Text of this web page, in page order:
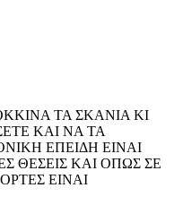
ΤΑ ΣΚΑΝΙΑ ΚΙ
ΚΑΙ ΝΑ ΤΑ
ΕΠΕΙΔΗ ΕΙΝΑΙ
ΘΕΣΕΙΣ ΚΑΙ ΟΠΩΣ ΣΕ
ΕΙΝΑΙ